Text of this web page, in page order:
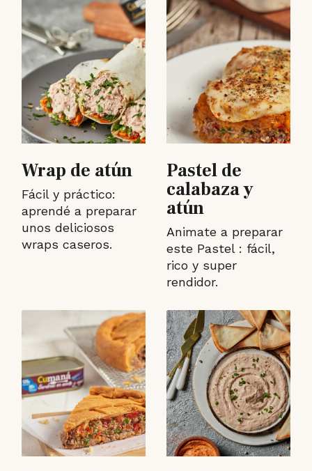
Wrap de atún
Fácil y práctico:
aprendé a preparar
unos deliciosos
wraps caseros.
Pastel de
calabaza y
atún
Animate a preparar
este Pastel : fácil,
rico y super
rendidor.